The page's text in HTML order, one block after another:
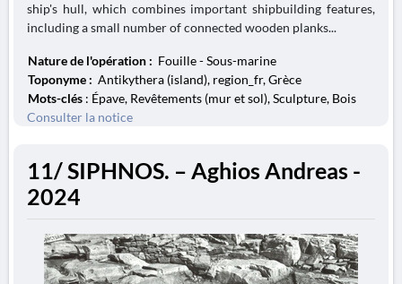
ship's hull, which combines important shipbuilding features,
including a small number of connected wooden planks...
Nature de l'opération : Fouille - Sous-marine
Toponyme : Antikythera (island), region_fr, Grèce
Mots-clés : Épave, Revêtements (mur et sol), Sculpture, Bois
Consulter la notice
11/ SIPHNOS. – Aghios Andreas -
2024